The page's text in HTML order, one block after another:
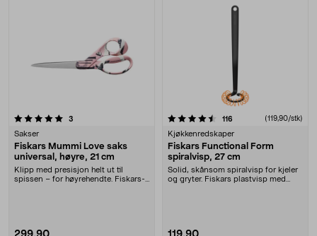
3
Sakser
Fiskars Mummi Love saks
universal, høyre, 21 cm
Klipp med presisjon helt ut til
spissen – for høyrehendte. Fiskars-
4.5 av 5 stjerner 116 anmeldelser(119,90/stk)
Kjøkkenredskaper
Fiskars Functional Form
spiralvisp, 27 cm
Solid, skånsom spiralvisp for kjeler
og gryter. Fiskars plastvisp med